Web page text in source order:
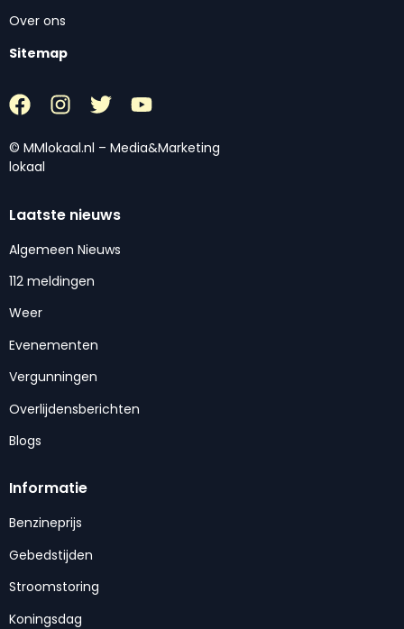
Over ons
Sitemap
© MMlokaal.nl – Media&Marketing
lokaal
Laatste nieuws
Algemeen Nieuws
112 meldingen
Weer
Evenementen
Vergunningen
Overlijdensberichten
Blogs
Informatie
Benzineprijs
Gebedstijden
Stroomstoring
Koningsdag